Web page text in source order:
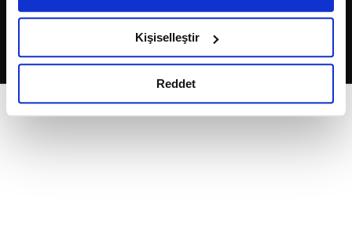
6698 sayılı Kişisel Verilerin Korunması Kanunu uyarınca
okumak ve sitemizi ziyaretiniz kapsamında
gerçekleştirilen veri işleme faaliyetleri ile ilgili daha
detaylı bilgi almak için lütfentıklayınız.
Kişiselleştir
Reddet
2026Fikriyat. Tüm hakları saklıdır.